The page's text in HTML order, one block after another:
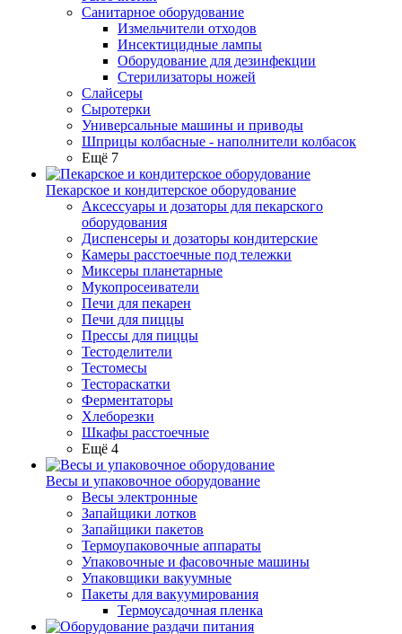
Санитарное оборудование
Измельчители отходов
Инсектицидные лампы
Оборудование для дезинфекции
Стерилизаторы ножей
Слайсеры
Сыротерки
Универсальные машины и приводы
Шприцы колбасные - наполнители колбасок
Ещё 7
Пекарское и кондитерское оборудование
Аксессуары и дозаторы для пекарского
оборудования
Диспенсеры и дозаторы кондитерские
Камеры расстоечные под тележки
Миксеры планетарные
Мукопросеиватели
Печи для пекарен
Печи для пиццы
Прессы для пиццы
Тестоделители
Тестомесы
Тестораскатки
Ферментаторы
Хлеборезки
Шкафы расстоечные
Ещё 4
Весы и упаковочное оборудование
Весы электронные
Запайщики лотков
Запайщики пакетов
Термоупаковочные аппараты
Упаковочные и фасовочные машины
Упаковщики вакуумные
Пакеты для вакуумирования
Термоусадочная пленка